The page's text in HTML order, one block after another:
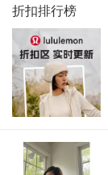
折扣排行榜